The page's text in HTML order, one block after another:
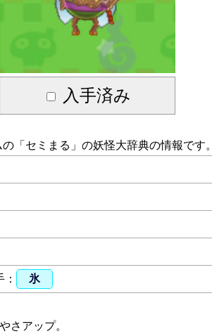
入手済み
「 セミまる 」の妖怪大辞典の情報です。
氷
さアップ。